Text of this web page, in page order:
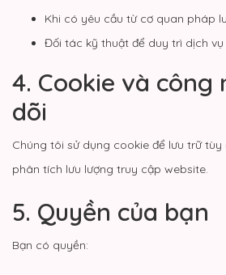
Khi có yêu cầu từ cơ quan pháp
Đối tác kỹ thuật để duy trì dịch
4. Cookie và công
dõi
Chúng tôi sử dụng cookie để lưu trữ
phân tích lưu lượng truy cập website.
5. Quyền của bạn
Bạn có quyền: